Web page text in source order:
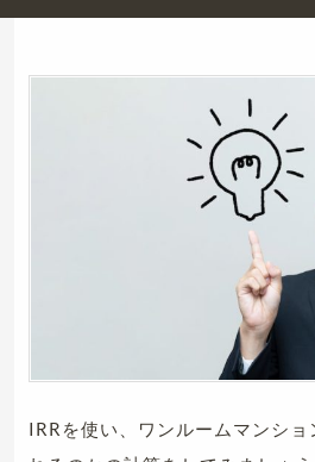
IRRを使い、ワンルームマンシ